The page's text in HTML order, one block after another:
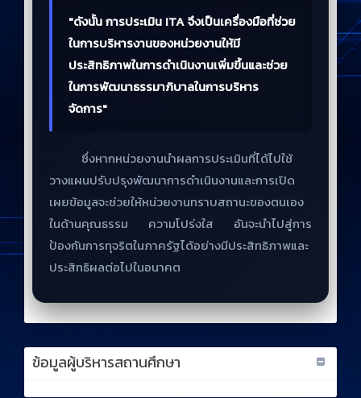
"ดังนั้น การประเมิน ITA จึงเป็นเครื่องมือที่ช่วย
ในการบริหารงานของหน่วยงานให้มี
ประสิทธิภาพในการดำเนินงานเพิ่มขึ้นและช่วย
ในการพัฒนาธรรมาภิบาลในการบริหาร
จัดการ"
ซึ่งหากหน่วยงานนำผลการประเมินที่ได้ไปใช้
วางแผนปรับปรุงพัฒนาการดำเนินงานและการเปิด
เผยข้อมูลจะช่วยให้หน่วยงานทราบสถานะของตนเอง
ในด้านคุณธรรม ความโปร่งใส อันจะนำไปสู่การ
ป้องกันการทุจริตในภาครัฐได้อย่างมีประสิทธิภาพและ
ประสิทธิผลต่อไปในอนาคต
ข้อมูลผู้บริหารสถานศึกษา